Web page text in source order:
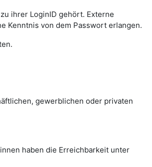
ihrer LoginID gehört. Externe
Kenntnis von dem Passwort erlangen.
gewerblichen oder privaten
haben die Erreichbarkeit unter